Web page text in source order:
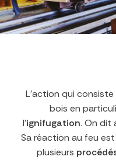
L’action qui
bois en
l’ignifugation. On dit
Sa réaction au feu
plusieurs